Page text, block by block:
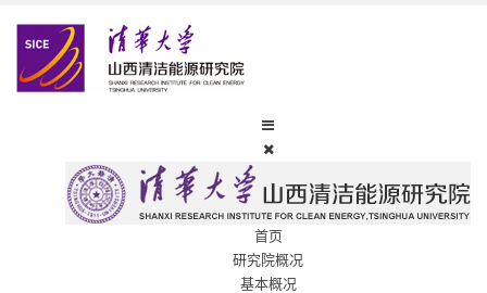
首页
研究院概况
基本概况